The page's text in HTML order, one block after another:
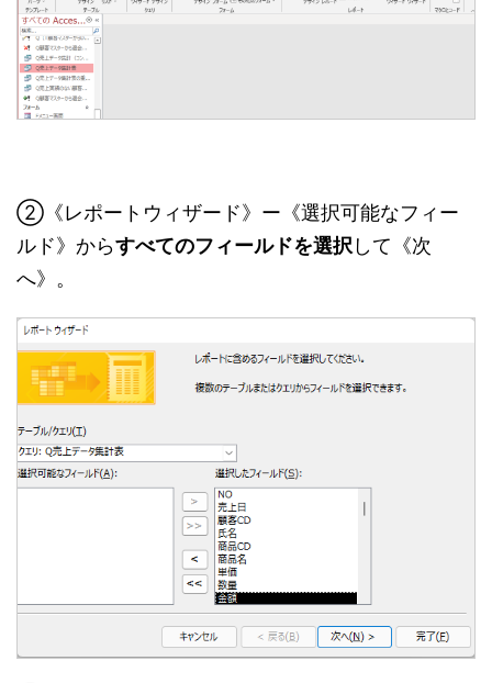
②《レポートウィザード》ー《選択可能なフィー
ルド》からすべてのフィールドを選択して《次
へ》。